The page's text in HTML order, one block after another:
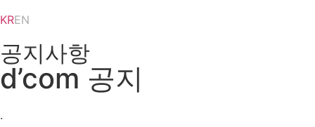
KREN
공지사항
d’com 공지
·